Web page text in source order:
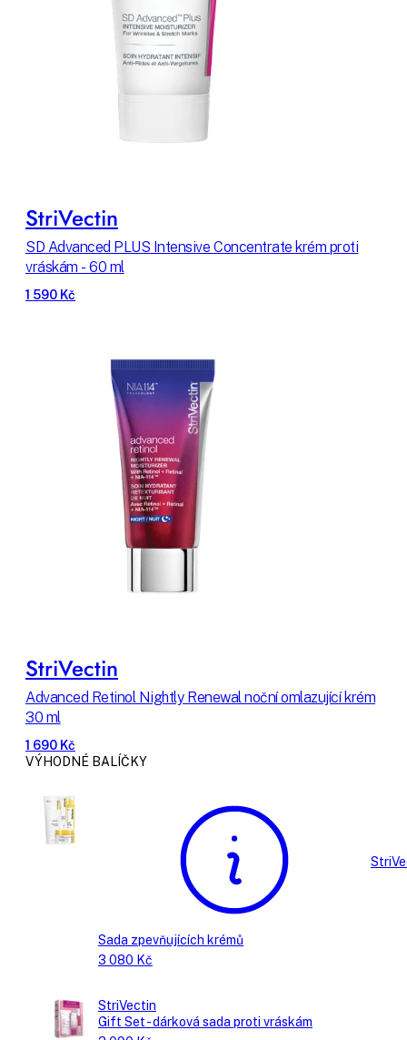
StriVectin
SD Advanced PLUS Intensive Concentrate krém proti
vráskám - 60 ml
1 590 Kč
StriVectin
Advanced Retinol Nightly Renewal noční omlazující krém
30 ml
1 690 Kč
VÝHODNÉ BALÍČKY
Sada zpevňujících krémů
3 080 Kč
StriVectin
Gift Set - dárková sada proti vráskám